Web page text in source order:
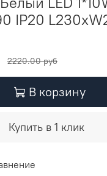
IP20
2220.00 руб
В корзину
Купить в 1 клик